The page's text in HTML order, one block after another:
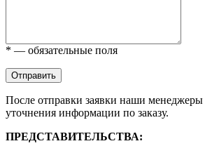
* — обязательные поля
Отправить
После отправки заявки наши
уточнения информации по заказу.
ПРЕДСТАВИТЕЛЬСТВА: